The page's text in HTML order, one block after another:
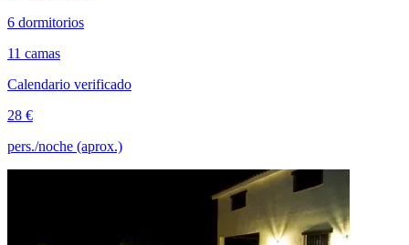
6 dormitorios
11 camas
Calendario verificado
28 €
pers./noche (aprox.)